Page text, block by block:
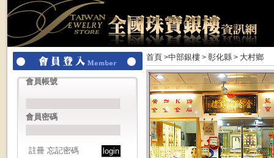
會員帳號
會員密碼
註冊 忘記密碼
首頁 >中部銀樓> 彰化縣> 大村鄉